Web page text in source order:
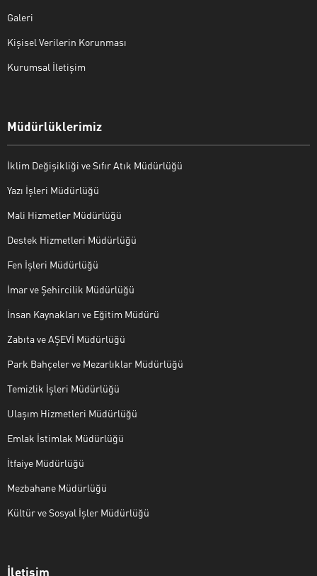
Galeri
Kişisel Verilerin Korunması
Kurumsal İletişim
Müdürlüklerimiz
İklim Değişikliği ve Sıfır Atık Müdürlüğü
Yazı İşleri Müdürlüğü
Mali Hizmetler Müdürlüğü
Destek Hizmetleri Müdürlüğü
Fen İşleri Müdürlüğü
İmar ve Şehircilik Müdürlüğü
İnsan Kaynakları ve Eğitim Müdürü
Zabıta ve AŞEVİ Müdürlüğü
Park Bahçeler ve Mezarlıklar Müdürlüğü
Temizlik İşleri Müdürlüğü
Ulaşım Hizmetleri Müdürlüğü
Emlak İstimlak Müdürlüğü
İtfaiye Müdürlüğü
Mezbahane Müdürlüğü
Kültür ve Sosyal İşler Müdürlüğü
İletişim